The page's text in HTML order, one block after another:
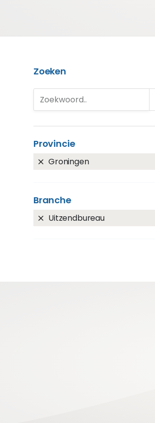
Zoeken
Provincie
Groningen
Branche
Uitzendbureau